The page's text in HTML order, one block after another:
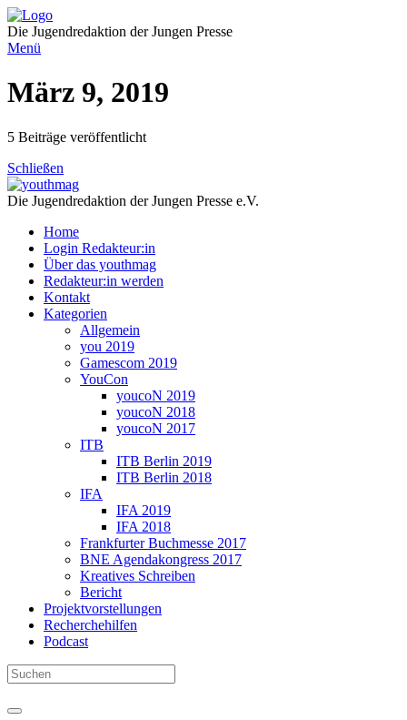
Direkt
zum
Inhalt
Die Jugendredaktion der Jungen Presse
Menü
März 9, 2019
5 Beiträge veröffentlicht
Schließen
Die Jugendredaktion der Jungen Presse e.V.
Home
Login Redakteur:in
Über das youthmag
Redakteur:in werden
Kontakt
Kategorien
Allgemein
you 2019
Gamescom 2019
YouCon
youcoN 2019
youcoN 2018
youcoN 2017
ITB
ITB Berlin 2019
ITB Berlin 2018
IFA
IFA 2019
IFA 2018
Frankfurter Buchmesse 2017
BNE Agendakongress 2017
Kreatives Schreiben
Bericht
Projektvorstellungen
Recherchehilfen
Podcast